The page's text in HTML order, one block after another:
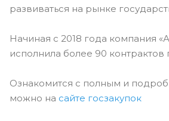
развиваться на рынке
Начиная с 2018 года компания
исполнила более 90
Ознакомится с полным и
можно на сайте госзакупок